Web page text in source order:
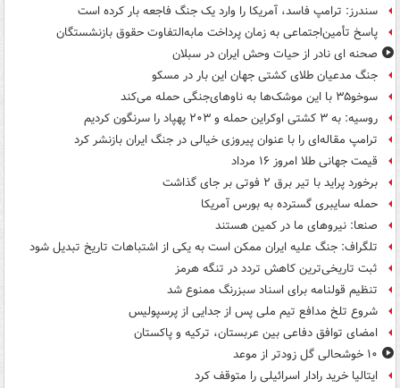
سندرز: ترامپ فاسد، آمریکا را وارد یک جنگ فاجعه بار کرده است
پاسخ تأمین‌اجتماعی به زمان پرداخت مابه‌التفاوت حقوق بازنشستگان
صحنه ای نادر از حیات وحش ایران در سبلان
جنگ مدعیان طلای کشتی جهان این بار در مسکو
سوخو۳۵ با این موشک‌ها به ناوهای‌جنگی حمله می‌کند
روسیه: به ۳ کشتی اوکراین حمله و ۲۰۳ پهپاد را سرنگون کردیم
ترامپ مقاله‌ای را با عنوان پیروزی خیالی در جنگ ایران بازنشر کرد
قیمت جهانی طلا امروز ۱۶ مرداد
برخورد پراید با تیر برق ۲ فوتی بر جای گذاشت
حمله سایبری گسترده به بورس آمریکا
صنعا: نیروهای ما در کمین‌ هستند
تلگراف: جنگ علیه ایران ممکن است به یکی از اشتباهات تاریخ تبدیل شود
ثبت تاریخی‌ترین کاهش تردد در تنگه هرمز
تنظیم قولنامه برای اسناد سبزرنگ ممنوع شد
شروع تلخ مدافع تیم ملی پس از جدایی از پرسپولیس
امضای توافق دفاعی بین عربستان، ترکیه و پاکستان
۱۰ خوشحالی گل زودتر از موعد
ایتالیا خرید رادار اسرائیلی را متوقف کرد